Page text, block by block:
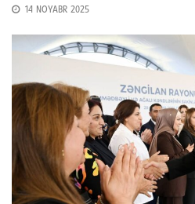
14 NOYABR 2025